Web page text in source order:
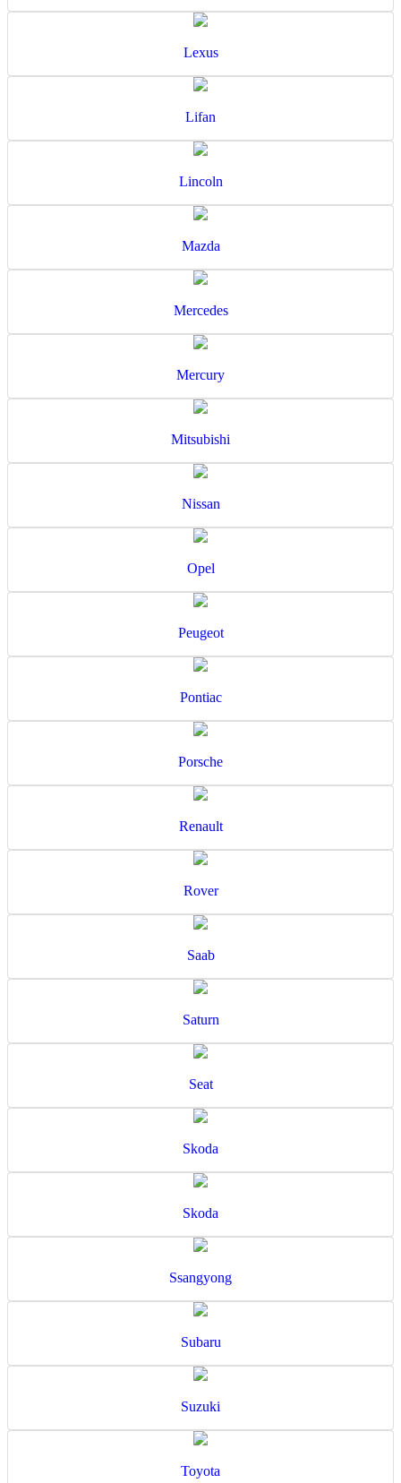
Lexus
Lifan
Lincoln
Mazda
Mercedes
Mercury
Mitsubishi
Nissan
Opel
Peugeot
Pontiac
Porsche
Renault
Rover
Saab
Saturn
Seat
Skoda
Skoda
Ssangyong
Subaru
Suzuki
Toyota